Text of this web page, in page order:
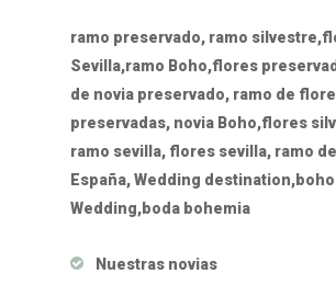
ramo preservado, ramo
Sevilla,ramo Boho,flores
de novia preservado, ramo de
preservadas, novia Boho,flores
ramo sevilla, flores sevilla, ramo
España, Wedding destination,boho
Wedding,boda bohemia
Nuestras novias